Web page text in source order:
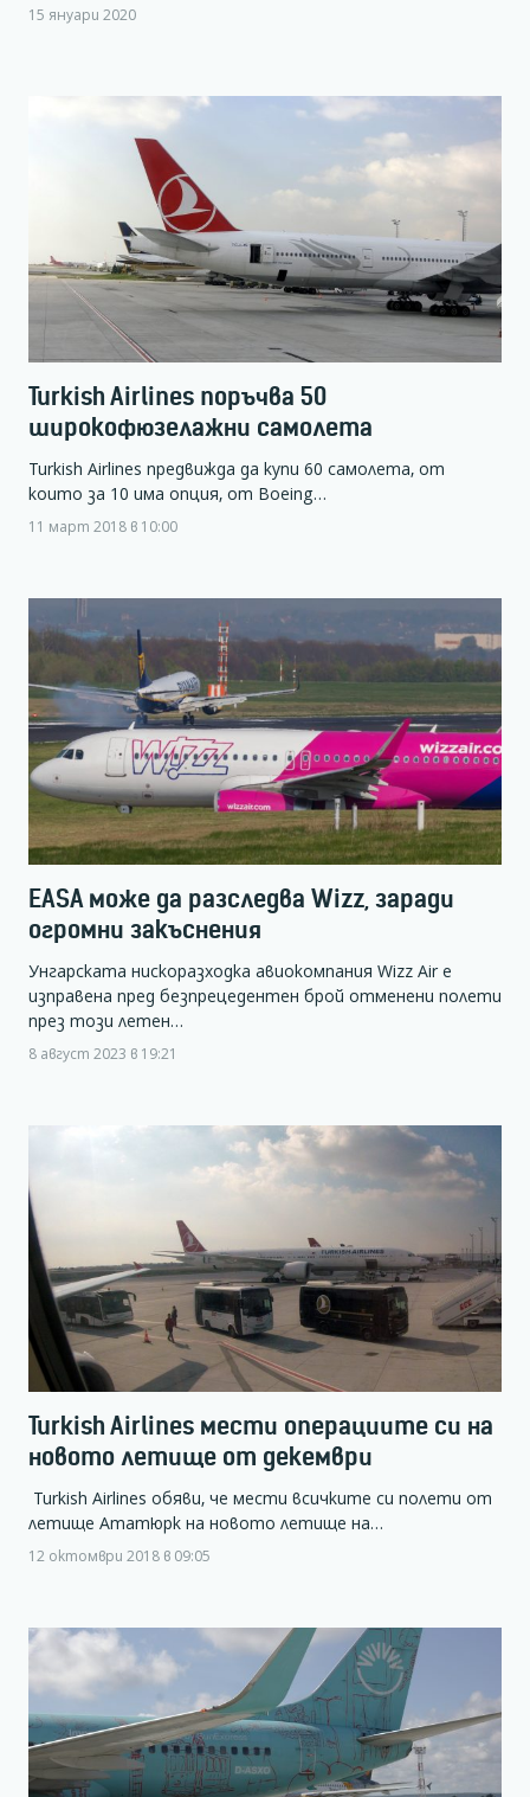
15 януари 2020
Turkish Airlines поръчва 50
широкофюзелажни самолета
Turkish Airlines предвижда да купи 60 самолета, от
които за 10 има опция, от Boeing…
11 март 2018 в 10:00
EASA може да разследва Wizz, заради
огромни закъснения
Унгарската нискоразходка авиокомпания Wizz Air е
изправена пред безпрецедентен брой отменени полети
през този летен…
8 август 2023 в 19:21
Turkish Airlines мести операциите си на
новото летище от декември
Turkish Airlines обяви, че мести всичките си полети от
летище Ататюрк на новото летище на…
12 октомври 2018 в 09:05